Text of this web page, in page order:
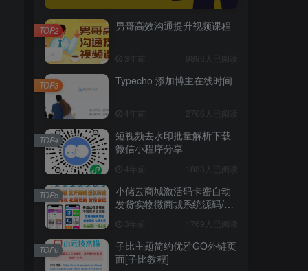
男哥高效沟通提升视频课程
3年前 9896人已阅读
TOP2
Typecho 添加博主在线时间
4年前 2766人已阅读
TOP3
短视频去水印批量解析下载
微信小程序分享
4年前 1883人已阅读
TOP4
小储云商城激活码卡密自动
发货实物微商城系统源码/正
3年前 1769人已阅读
TOP5
子比主题简约优雅GO外链页
面[子比教程]
TOP6